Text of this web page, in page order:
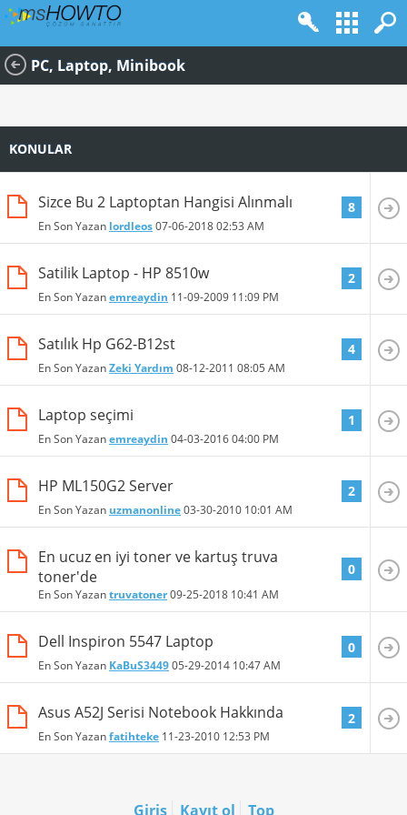
PC, Laptop, Minibook
KONULAR
Sizce Bu 2 Laptoptan Hangisi Alınmalı
En Son Yazan lordleos07-06-201802:53 AM
8
Satilik Laptop - HP 8510w
En Son Yazanemreaydin 11-09-2009 11:09 PM
2
Satılık Hp G62-B12st
En Son YazanZeki Yardım 08-12-2011 08:05 AM
4
Laptop seçimi
En Son Yazanemreaydin 04-03-201604:00 PM
1
HP ML150G2 Server
En Son Yazan uzmanonline03-30-2010 10:01 AM
2
En ucuz en iyi toner ve kartuş truva
toner'de
En Son Yazantruvatoner09-25-2018 10:41 AM
0
Dell Inspiron 5547 Laptop
En Son Yazan KaBuS344905-29-2014 10:47 AM
0
Asus A52J Serisi Notebook Hakkında
En Son Yazanfatihteke 11-23-2010 12:53 PM
2
Giriş Kayıt ol Top